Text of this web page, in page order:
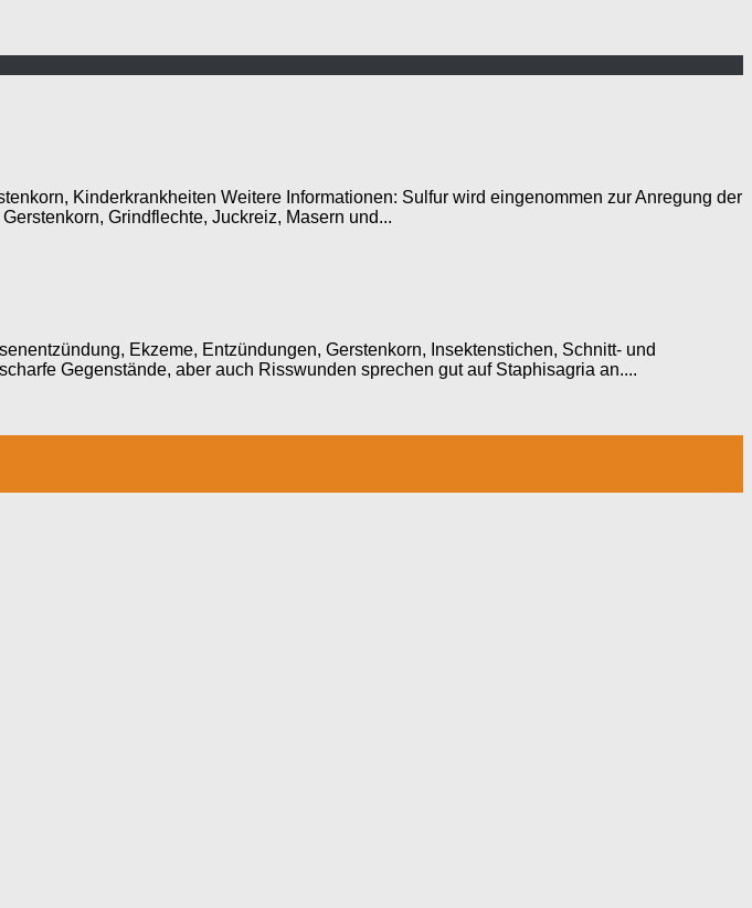
Kinderkrankheiten Weitere Informationen: Sulfur wird eingenommen zur Anregung der
Grindflechte, Juckreiz, Masern und...
Ekzeme, Entzündungen, Gerstenkorn, Insektenstichen, Schnitt- und
Gegenstände, aber auch Risswunden sprechen gut auf Staphisagria an....